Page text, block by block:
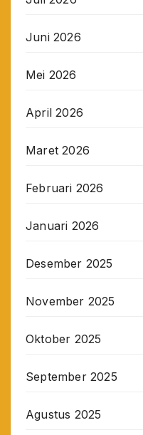
Juni 2026
Mei 2026
April 2026
Maret 2026
Februari 2026
Januari 2026
Desember 2025
November 2025
Oktober 2025
September 2025
Agustus 2025